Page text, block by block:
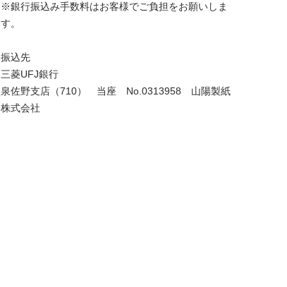
※銀行振込み手数料はお客様でご負担をお願いしま
す。
振込先
三菱UFJ銀行
泉佐野支店（710） 当座 No.0313958 山陽製紙
株式会社